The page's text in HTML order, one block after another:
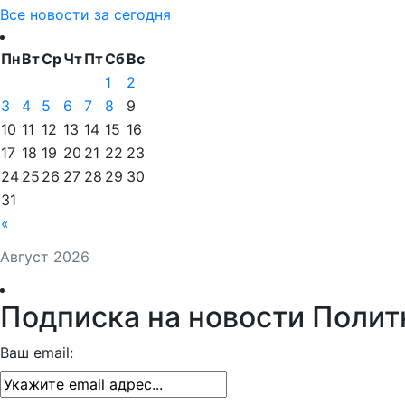
Все новости за сегодня
Август 2026
ПнВтСрЧтПтСбВс
«
1
2
3
4 5 6 7 8
9
10 11 12 13 14 15 16
17 18 19 20 21 22 23
24 25 26 27 28 29 30
31
Подписка на новости
Ваш email: